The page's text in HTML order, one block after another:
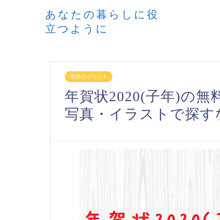
あなたの暮らしに役
立つように
季節のイベント
年賀状2020(子年)の無
写真・イラストで探